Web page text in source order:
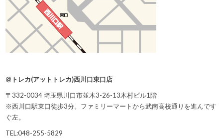
@トレカ(アットトレカ)西川口東口店
〒332-0034 埼玉県川口市並木3-26-13木村ビル1階
※西川口駅東口徒歩3分。ファミリーマートから武南高校通りを進んです
ぐ左。
TEL:048-255-5829